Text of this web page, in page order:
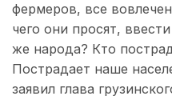
фермеров, все
чего они просят,
же народа? Кто
Пострадает наше
заявил глава